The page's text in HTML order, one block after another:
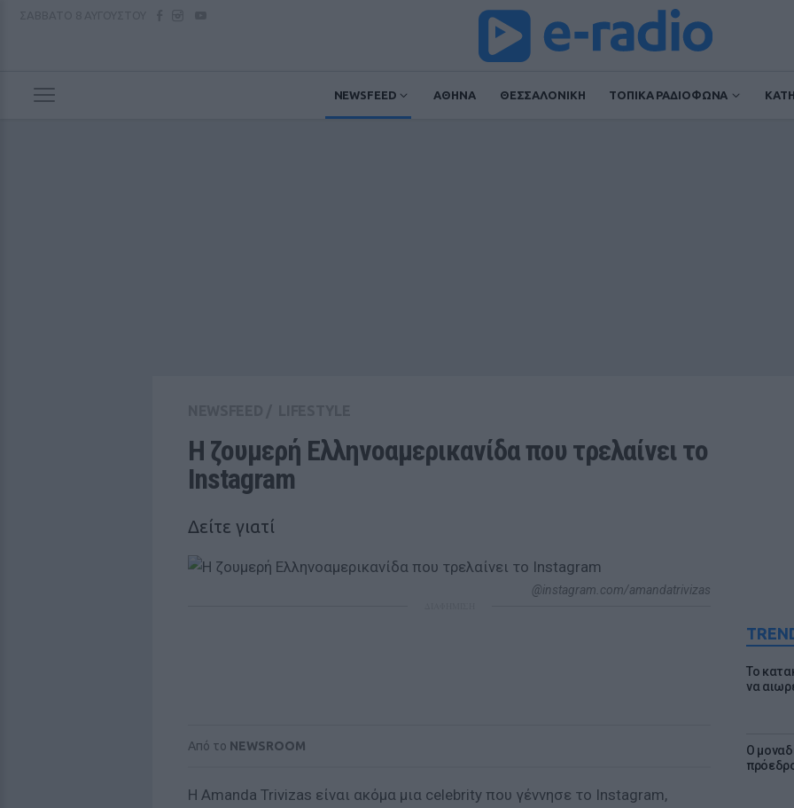
NEWSFEED ΑΘΗΝΑ ΘΕΣΣΑΛΟΝΙΚΗ ΤΟΠΙΚΑ ΡΑΔΙΟΦΩΝΑ
Το
να
Ο
Η ζουμερή Ελληνοαμερικανίδα που τρελαίνει το
Instagram
Δείτε γιατί
@instagram.com/amandatrivizas
Από το NEWSROOM
H Amanda Trivizas είναι ακόμα μια celebrity που γέννησε το Instagram,